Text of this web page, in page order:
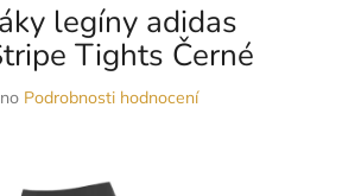
legíny adidas
Tights Černé
Podrobnosti hodnocení